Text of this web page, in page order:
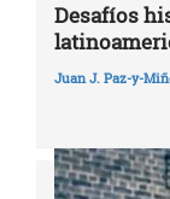
Desafíos
Juan J. Paz-y-